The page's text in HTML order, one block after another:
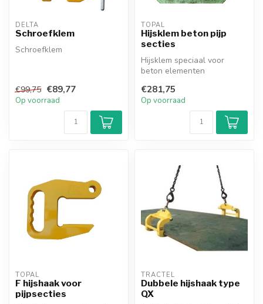
DELTA
Schroefklem
Schroefklem
€99,75 €89,77
Op voorraad
TOPAL
Hijsklem beton pijp
secties
Hijsklem speciaal voor
beton elementen
€281,75
Op voorraad
TOPAL
F hijshaak voor
pijpsecties
TRACTEL
Dubbele hijshaak type
QX